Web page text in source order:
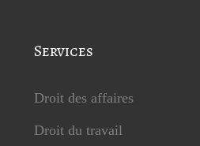
Services
Droit des affaires
Droit du travail